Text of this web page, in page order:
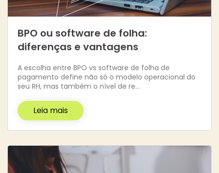
BPO ou software de folha:
diferenças e vantagens
A escolha entre BPO vs software de folha de
pagamento define não só o modelo operacional do
seu RH, mas também o nível de re…
Leia mais